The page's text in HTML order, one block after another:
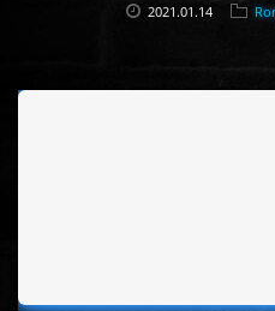
2021.01.14